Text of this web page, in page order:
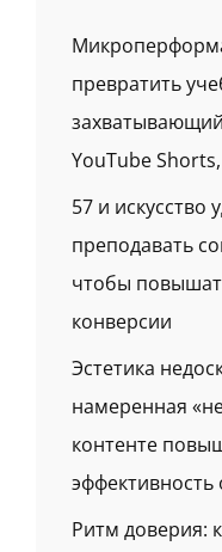
превратить
YouTube
57 и искусство
преподавать
чтобы
конверсии
Эстетика
намеренная
контенте
эффективность
Ритм доверия: